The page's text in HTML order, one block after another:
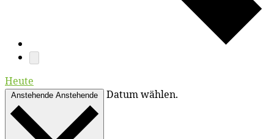
Heute
Anstehende Anstehende Datum wählen.